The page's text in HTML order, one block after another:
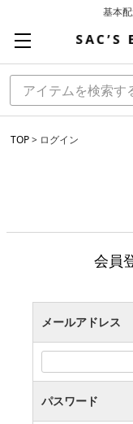
基本
お買い
TOP ログイン
会員
メールアドレス
パスワード